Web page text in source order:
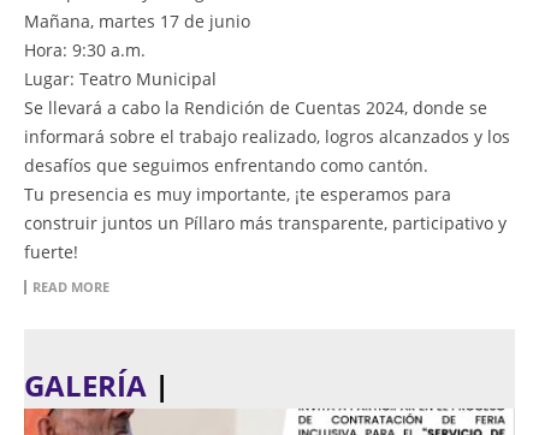
Mañana, martes 17 de junio
Hora: 9:30 a.m.
Lugar: Teatro Municipal
Se llevará a cabo la Rendición de Cuentas 2024, donde se
informará sobre el trabajo realizado, logros alcanzados y los
desafíos que seguimos enfrentando como cantón.
Tu presencia es muy importante, ¡te esperamos para
construir juntos un Píllaro más transparente, participativo y
fuerte!
READ MORE
GALERÍA |